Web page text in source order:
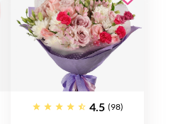
4.5 (98)